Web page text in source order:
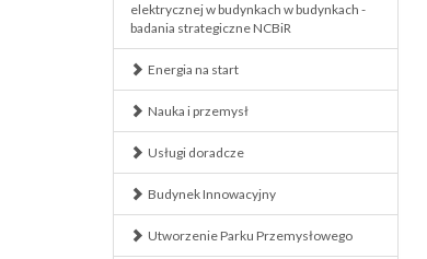
elektrycznej w budynkach w budynkach -
badania strategiczne NCBiR
Energia na start
Nauka i przemysł
Usługi doradcze
Budynek Innowacyjny
Utworzenie Parku Przemysłowego